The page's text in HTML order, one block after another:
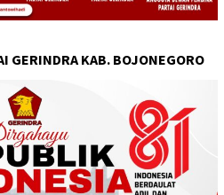
GERINDRA KAB. BOJONEGORO